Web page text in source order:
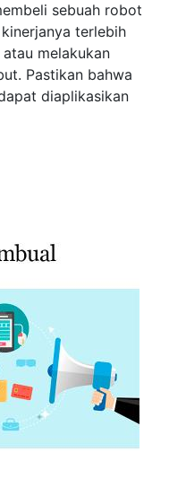
sebuah robot
terlebih
melakukan
Pastikan bahwa
diaplikasikan